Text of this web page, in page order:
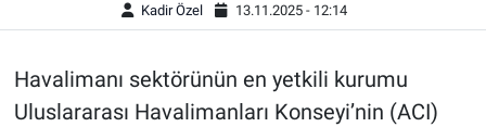
Kadir Özel 13.11.2025 - 12:14
Havalimanı sektörünün en yetkili kurumu
Uluslararası Havalimanları Konseyi’nin (ACI)